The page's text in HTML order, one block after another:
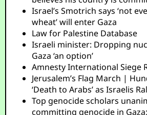
Israel’s Smotrich says ‘not
wheat’ will enter Gaza
Law for Palestine Database
Israeli minister: Dropping
Gaza ‘an option’
Amnesty International Siege
Jerusalem’s Flag March |
‘Death to Arabs’ as Israelis
Top genocide scholars
committing genocide in